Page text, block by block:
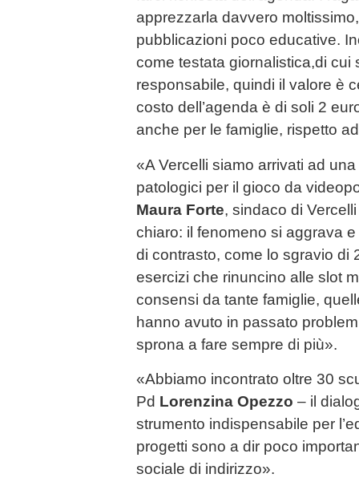
apprezzarla davvero
pubblicazioni poco educative.
come testata giornalistica,di cui
responsabile, quindi il valore è
costo dell’agenda è di soli 2
anche per le famiglie, rispetto
«A Vercelli siamo arrivati ad
patologici per il gioco da
Maura Forte, sindaco di
chiaro: il fenomeno si aggrava
di contrasto, come lo sgravio di
esercizi che rinuncino alle slot
consensi da tante famiglie,
hanno avuto in passato
sprona a fare sempre di più».
«Abbiamo incontrato oltre 30
Pd Lorenzina Opezzo – il
strumento indispensabile per
progetti sono a dir poco
sociale di indirizzo».